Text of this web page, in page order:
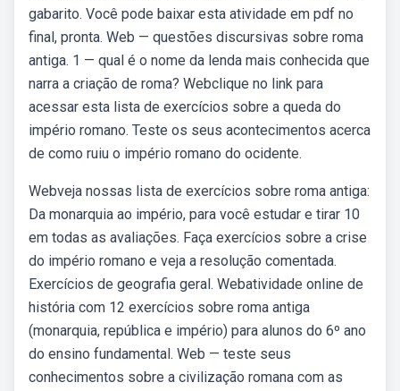
gabarito. Você pode baixar esta atividade em pdf no
final, pronta. Web — questões discursivas sobre roma
antiga. 1 — qual é o nome da lenda mais conhecida que
narra a criação de roma? Webclique no link para
acessar esta lista de exercícios sobre a queda do
império romano. Teste os seus acontecimentos acerca
de como ruiu o império romano do ocidente.
Webveja nossas lista de exercícios sobre roma antiga:
Da monarquia ao império, para você estudar e tirar 10
em todas as avaliações. Faça exercícios sobre a crise
do império romano e veja a resolução comentada.
Exercícios de geografia geral. Webatividade online de
história com 12 exercícios sobre roma antiga
(monarquia, república e império) para alunos do 6º ano
do ensino fundamental. Web — teste seus
conhecimentos sobre a civilização romana com as